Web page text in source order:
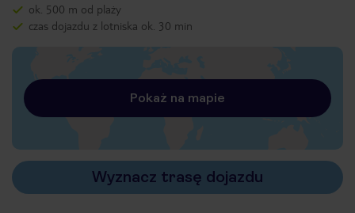
ok. 500 m od plaży
czas dojazdu z lotniska ok. 30 min
Pokaż na mapie
Wyznacz trasę dojazdu